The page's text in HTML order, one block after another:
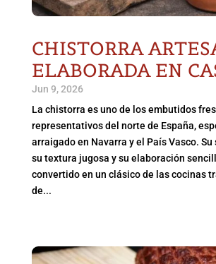
CHISTORRA
ELABORADA EN
Jun 9, 2026
La chistorra es uno de los embutidos
representativos del norte de España,
arraigado en Navarra y el País Vasco.
su textura jugosa y su elaboración
convertido en un clásico de las cocinas
de...